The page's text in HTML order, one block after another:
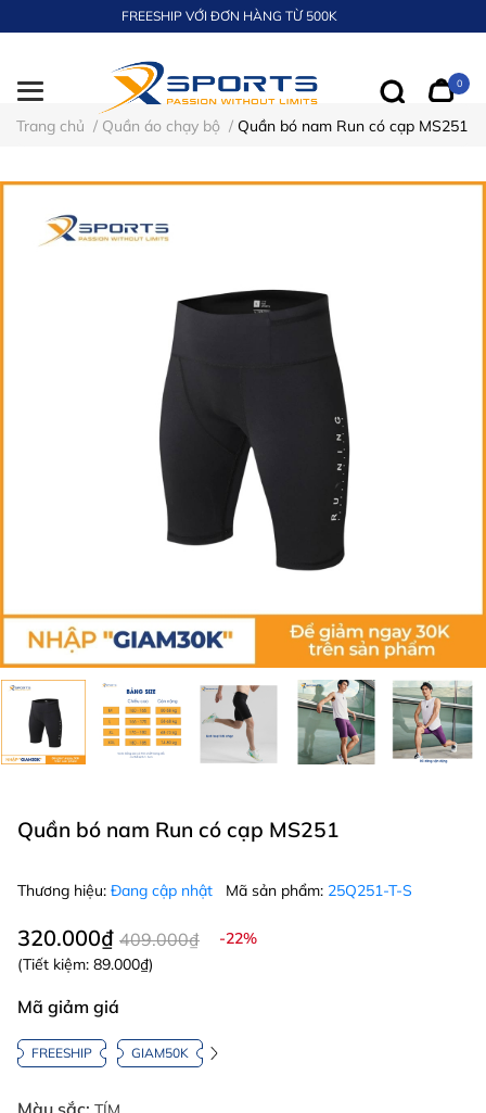
FREESHIP VỚI ĐƠN HÀNG TỪ 500K
0
Trang chủ / Quần áo chạy bộ / Quần bó nam Run có cạp MS251
Quần bó nam Run có cạp MS251
Thương hiệu: Đang cập nhật Mã sản phẩm: 25Q251-T-S
320.000₫ 409.000₫
-22%
(Tiết kiệm: 89.000₫)
Mã giảm giá
FREESHIP GIAM50K
Màu sắc: